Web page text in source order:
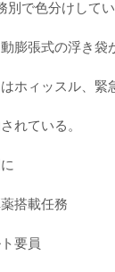
別で色分けしてい
膨張式の浮き袋
ホィッスル、緊
れている。
搭載任務
要員